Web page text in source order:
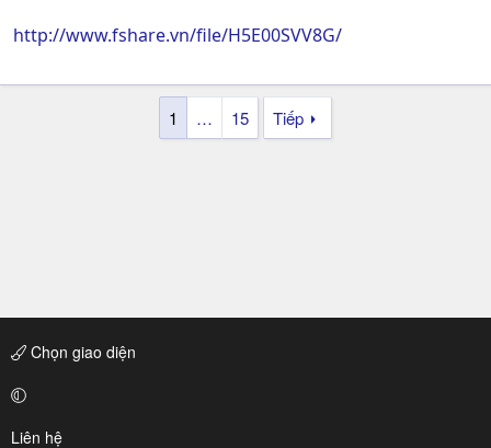
http://www.fshare.vn/file/H5E00SVV8G/
1 … 15 Tiếp
Chọn giao diện
Liên hệ